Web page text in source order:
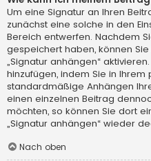
Um eine Signatur an Ihren
zunächst eine solche in den
Bereich entwerfen. Nachdem
gespeichert haben, können
„Signatur anhängen“
hinzufügen, indem Sie in
standardmäßige Anhängen
einen einzelnen Beitrag
möchten, so können Sie dort
„Signatur anhängen“ wieder
Nach oben